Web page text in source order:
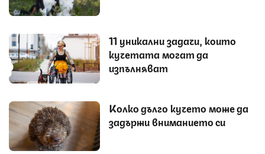
11 уникални задачи, които
кучетата могат да
изпълняват
Колко дълго кучето може да
задържи вниманието си